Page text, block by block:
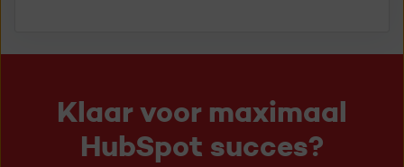
Klaar voor maximaal
HubSpot succes?